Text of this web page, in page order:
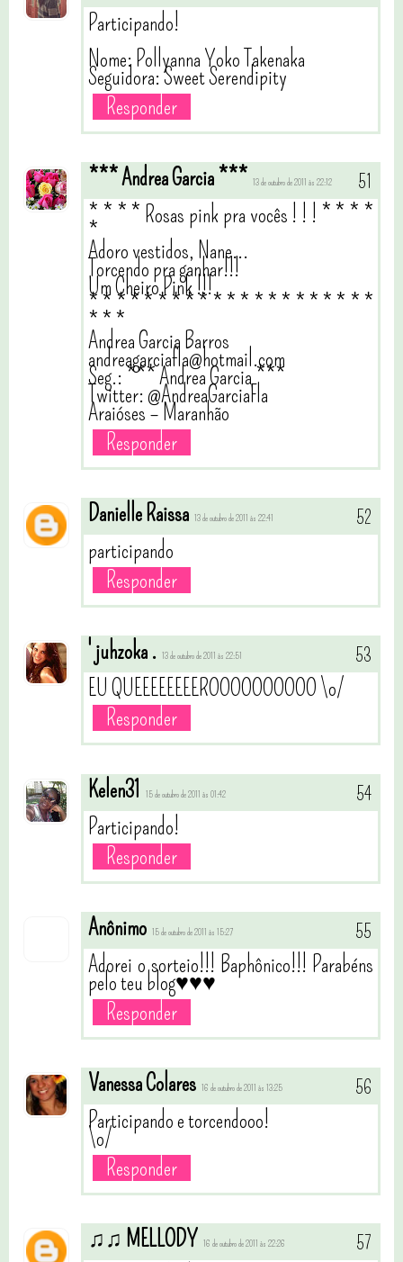
Participando!
Nome: Pollyanna Yoko Takenaka
Seguidora: Sweet Serendipity
Responder
*** Andrea Garcia *** 13 de outubro de 2011 às 22:12
* * * * Rosas pink pra vocês ! ! ! * * * *
*
Adoro vestidos, Nane...
Torcendo pra ganhar!!!
Um Cheiro Pink !!!
* * * * * * * * * * * * * * * * * * * * *
* * *
Andrea Garcia Barros
andreagarciafla@hotmail.com
Seg.: *** Andrea Garcia ***
Twitter: @AndreaGarciaFla
Araióses – Maranhão
Responder
Danielle Raissa 13 de outubro de 2011 às 22:41
participando
Responder
' juhzoka . 13 de outubro de 2011 às 22:51
EU QUEEEEEEEEROOOOOOOOOO \o/
Responder
Kelen31 15 de outubro de 2011 às 01:42
Participando!
Responder
Anônimo 15 de outubro de 2011 às 15:27
Adorei o sorteio!!! Baphônico!!! Parabéns
pelo teu blog♥♥♥
Responder
Vanessa Colares 16 de outubro de 2011 às 13:25
Participando e torcendooo!
\o/
Responder
♫♫ MELLODY 16 de outubro de 2011 às 22:26